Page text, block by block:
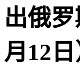
出俄
月12